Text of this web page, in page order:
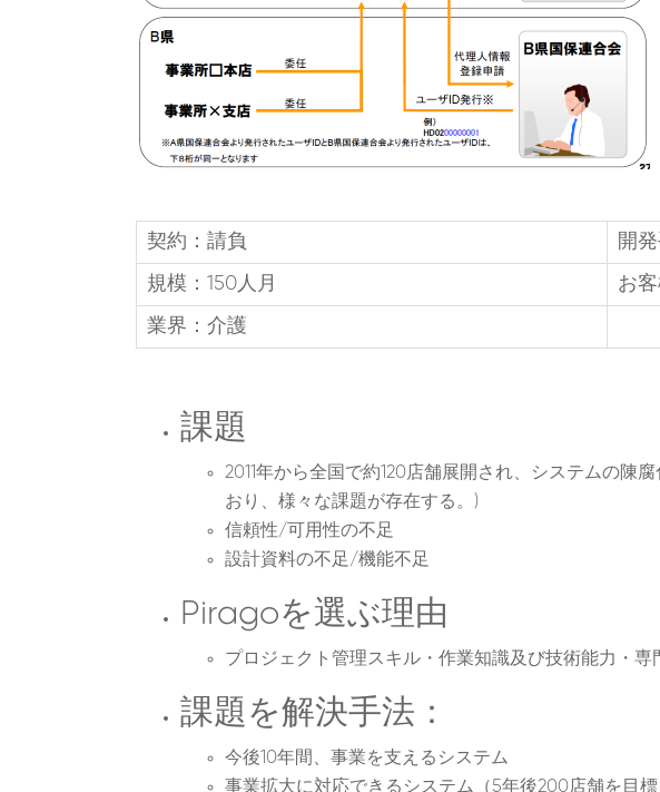
契約：請負
開
規模：150人月
お
業界：介護
課題
2011年から全国で約120店舗展開され、システムの陳
おり、様々な課題が存在する。)
信頼性/可用性の不足
設計資料の不足/機能不足
Piragoを選ぶ理由
プロジェクト管理スキル・作業知識及び技術能力・専
課題を解決手法：
今後10年間、事業を支えるシステム
事業拡大に対応できるシステム（5年後200店舗を目標